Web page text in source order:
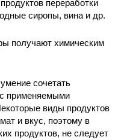
переработки
сиропы, вина и др.
получают химическим
сочетать
с применяемыми
виды продуктов
и вкус, поэтому в
продуктов, не следует